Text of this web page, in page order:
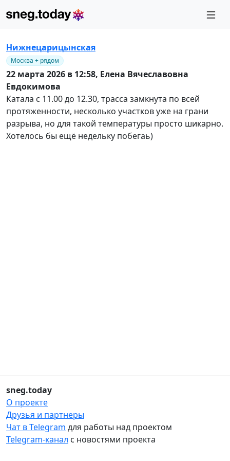
Нижнецарицынская
Москва + рядом
22 марта 2026 в 12:58, Елена Вячеславовна
Евдокимова
Катала с 11.00 до 12.30, трасса замкнута по всей
протяженности, несколько участков уже на грани
разрыва, но для такой температуры просто шикарно.
Хотелось бы ещё недельку побегаь)
sneg.today
О проекте
Друзья и партнеры
Чат в Telegram для работы над проектом
Telegram-канал с новостями проекта